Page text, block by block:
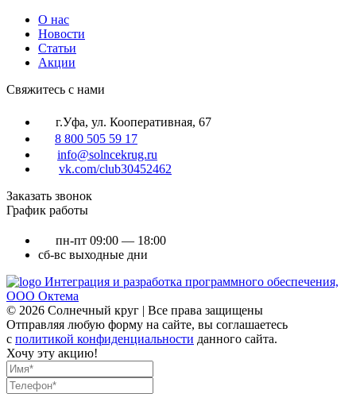
О нас
Новости
Статьи
Акции
Cвяжитесь с нами
г.Уфа, ул. Кооперативная, 67
8 800 505 59 17
info@solncekrug.ru
vk.com/club30452462
Заказать звонок
График работы
пн-пт 09:00 — 18:00
сб-вс выходные дни
Интеграция и разработка программного обеспечения,
ООО Октема
© 2026 Солнечный круг | Все права защищены
Отправляя любую форму на сайте, вы соглашаетесь
с политикой конфиденциальности данного сайта.
Хочу эту акцию!